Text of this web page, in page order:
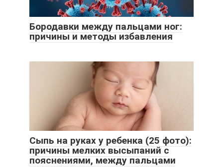
Бородавки между пальцами ног:
причины и методы избавления
Сыпь на руках у ребенка (25 фото):
причины мелких высыпаний с
пояснениями, между пальцами